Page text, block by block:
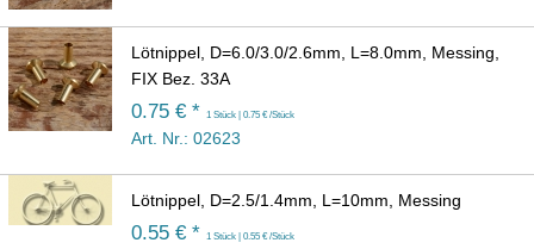
Lötnippel, D=6.0/3.0/2.6mm, L=8.0mm, Messing,
FIX Bez. 33A
0.75 € * 1 Stück | 0.75 € /Stück
Art. Nr.: 02623
Lötnippel, D=2.5/1.4mm, L=10mm, Messing
0.55 € * 1 Stück | 0.55 € /Stück